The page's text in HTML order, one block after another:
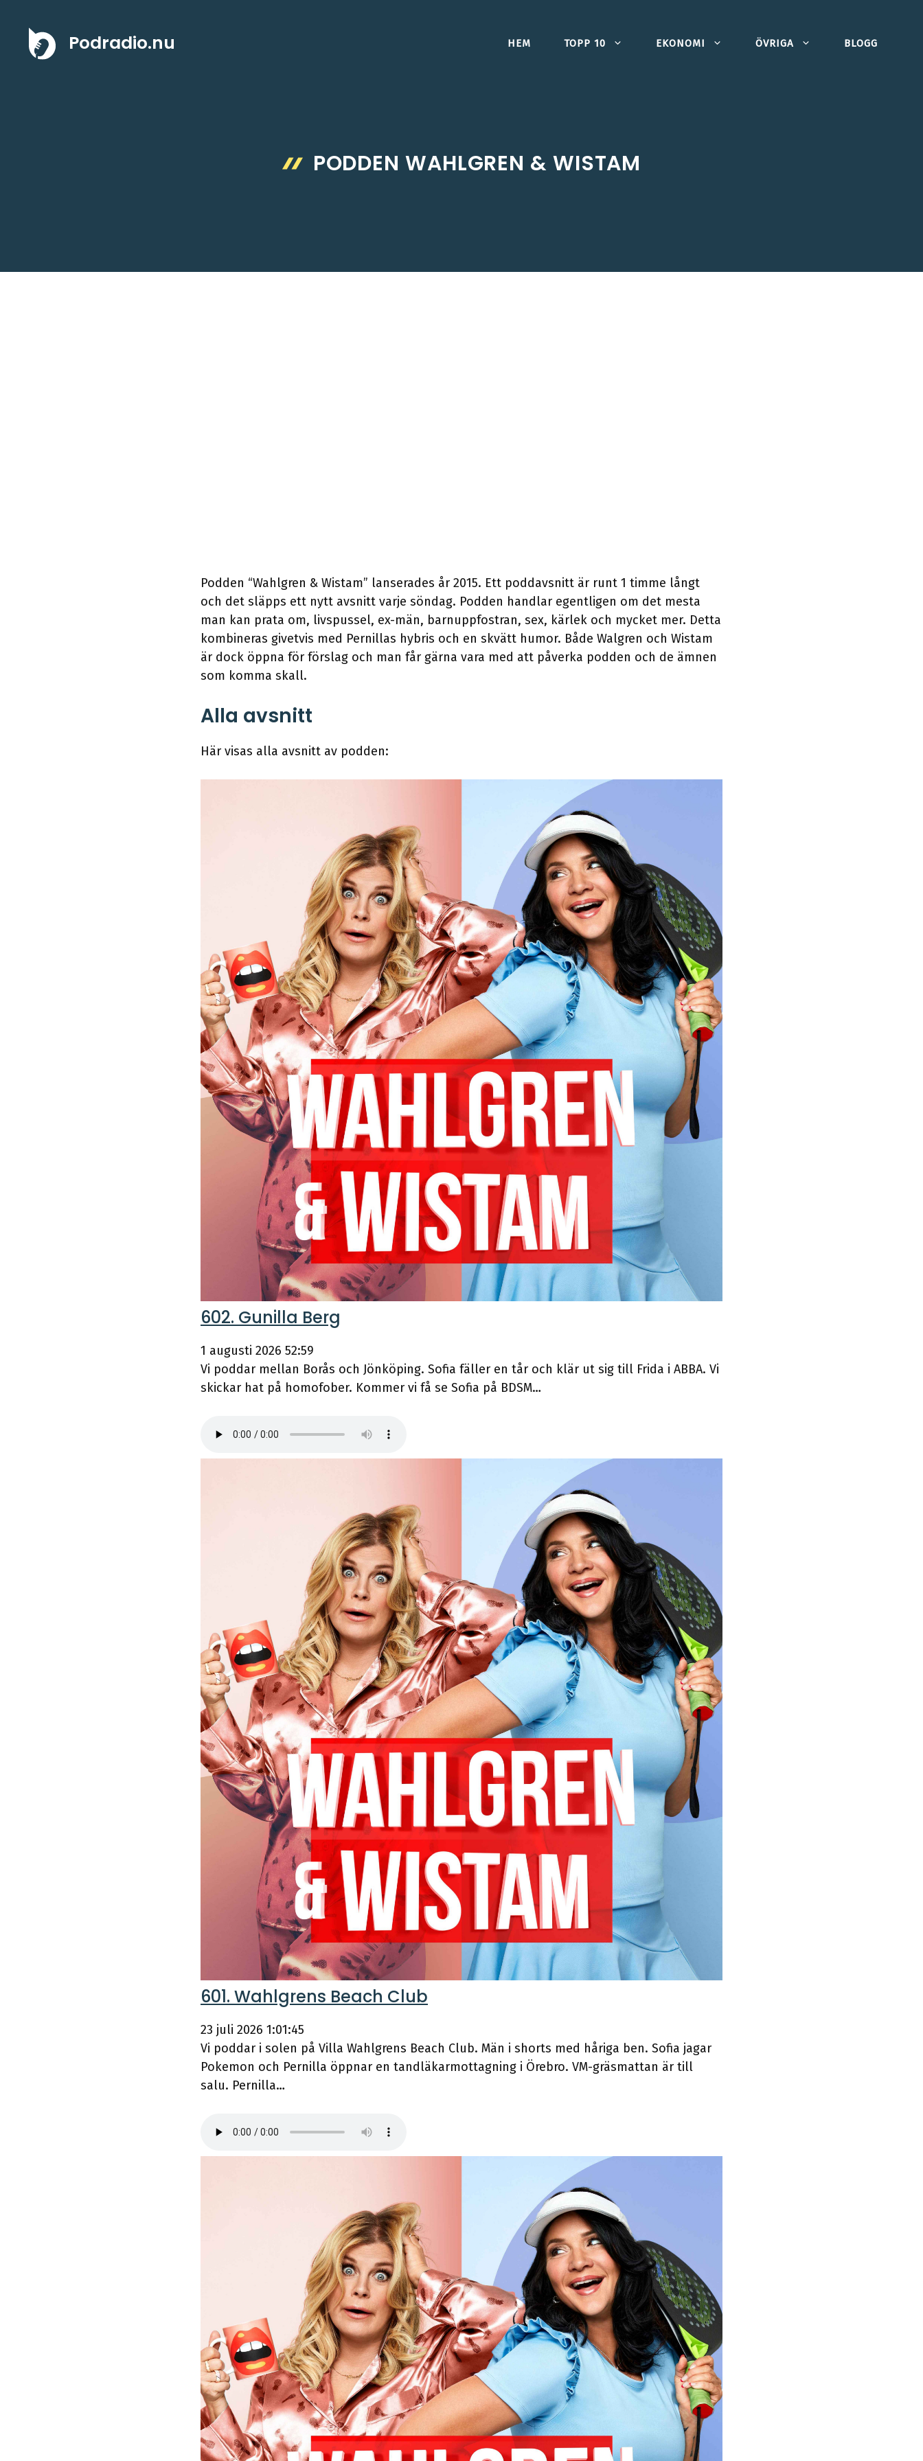
innehåll
Podradio.nu HEM TOPP 10 EKONOMI ÖVRIGA BLOGG
PODDEN WAHLGREN & WISTAM
Podden “Wahlgren & Wistam” lanserades år 2015. Ett poddavsnitt är runt 1 timme långt
och det släpps ett nytt avsnitt varje söndag. Podden handlar egentligen om det mesta
man kan prata om, livspussel, ex-män, barnuppfostran, sex, kärlek och mycket mer. Detta
kombineras givetvis med Pernillas hybris och en skvätt humor. Både Walgren och Wistam
är dock öppna för förslag och man får gärna vara med att påverka podden och de ämnen
som komma skall.
Alla avsnitt
Här visas alla avsnitt av podden:
602. Gunilla Berg
1 augusti 2026 52:59
Vi poddar mellan Borås och Jönköping. Sofia fäller en tår och klär ut sig till Frida i ABBA. Vi
skickar hat på homofober. Kommer vi få se Sofia på BDSM…
601. Wahlgrens Beach Club
23 juli 2026 1:01:45
Vi poddar i solen på Villa Wahlgrens Beach Club. Män i shorts med håriga ben. Sofia jagar
Pokemon och Pernilla öppnar en tandläkarmottagning i Örebro. VM-gräsmattan är till
salu. Pernilla…